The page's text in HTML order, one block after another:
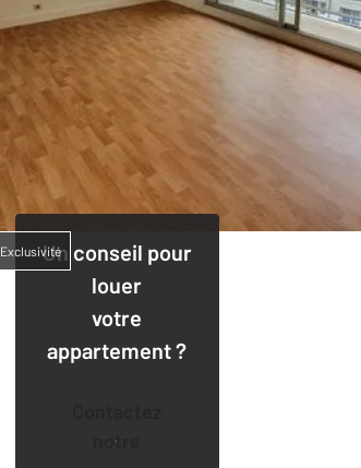
Un conseil pour
louer
votre
appartement ?
notre
Exclusivité